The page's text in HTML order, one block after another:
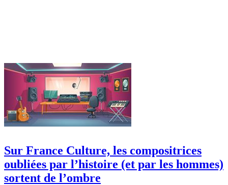
Sur France Culture, les compositrices
oubliées par l’histoire (et par les hommes)
sortent de l’ombre